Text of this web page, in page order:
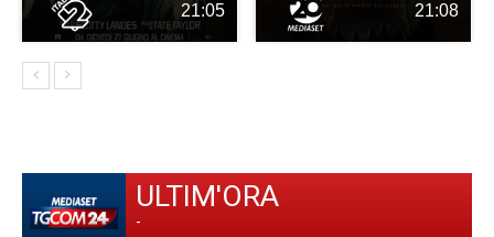
21:05 21:08
ULTIM'ORA
-